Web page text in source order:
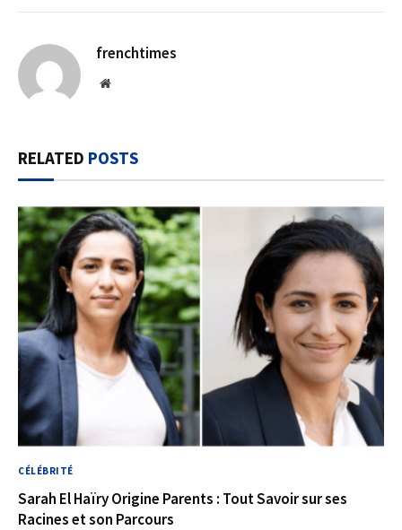
frenchtimes
Website
RELATED POSTS
CÉLÉBRITÉ
Sarah El Haïry Origine Parents : Tout Savoir sur ses
Racines et son Parcours